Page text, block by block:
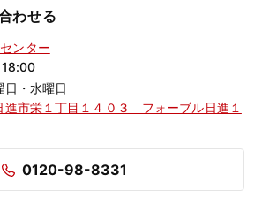
わせる
ンター
日・水曜日
進市栄１丁目１４０３ フォーブル日進１
0120-98-8331